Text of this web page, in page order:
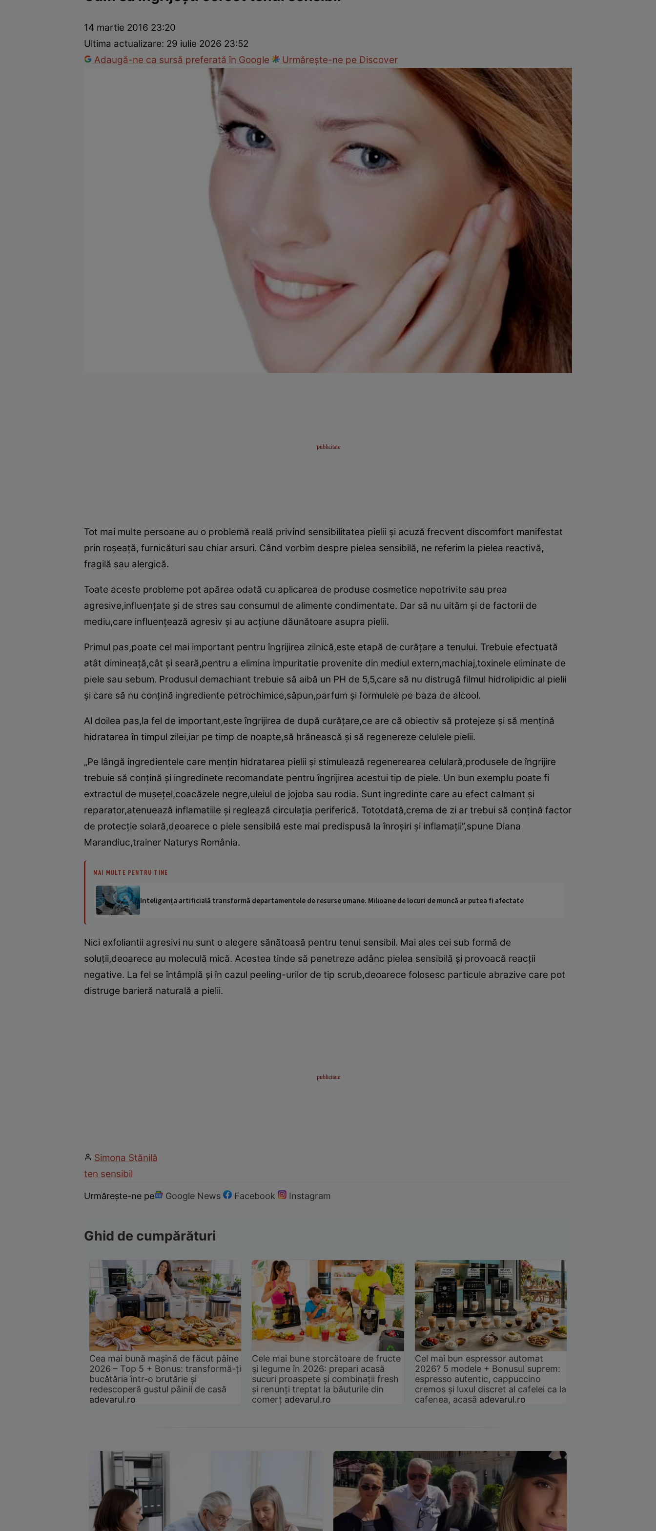
Vedete internaționaleVedete româneștiInterviurile Click!
14 martie 2016 23:20
Ultima actualizare: 29 iulie 2026 23:52
Adaugă-ne ca sursă preferată în Google
Urmărește-ne pe Discover
Tot mai multe persoane au o problemă reală privind sensibilitatea pielii şi acuză frecvent discomfort manifestat
prin roşeaţă, furnicături sau chiar arsuri. Când vorbim despre pielea sensibilă, ne referim la pielea reactivă,
fragilă sau alergică.
Toate aceste probleme pot apărea odată cu aplicarea de produse cosmetice nepotrivite sau prea
agresive,influenţate şi de stres sau consumul de alimente condimentate. Dar să nu uităm şi de factorii de
mediu,care influenţează agresiv şi au acţiune dăunătoare asupra pielii.
Primul pas,poate cel mai important pentru îngrijirea zilnică,este etapă de curăţare a tenului. Trebuie efectuată
atât dimineaţă,cât şi seară,pentru a elimina impuritatie provenite din mediul extern,machiaj,toxinele eliminate de
piele sau sebum. Produsul demachiant trebuie să aibă un PH de 5,5,care să nu distrugă filmul hidrolipidic al pielii
şi care să nu conţină ingrediente petrochimice,săpun,parfum şi formulele pe baza de alcool.
Al doilea pas,la fel de important,este îngrijirea de după curăţare,ce are că obiectiv să protejeze şi să menţină
hidratarea în timpul zilei,iar pe timp de noapte,să hrănească şi să regenereze celulele pielii.
„Pe lângă ingredientele care menţin hidratarea pielii şi stimulează regenerearea celulară,produsele de îngrijire
trebuie să conţină şi ingredinete recomandate pentru îngrijirea acestui tip de piele. Un bun exemplu poate fi
extractul de muşeţel,coacăzele negre,uleiul de jojoba sau rodia. Sunt ingredinte care au efect calmant şi
reparator,atenuează inflamatiile şi reglează circulaţia periferică. Tototdată,crema de zi ar trebui să conţină factor
de protecţie solară,deoarece o piele sensibilă este mai predispusă la înroşiri şi inflamaţii”,spune Diana
Marandiuc,trainer Naturys România.
MAI MULTE PENTRU TINE
Inteligența artificială transformă departamentele de resurse umane. Milioane de locuri de muncă ar putea fi afectate
Nici exfoliantii agresivi nu sunt o alegere sănătoasă pentru tenul sensibil. Mai ales cei sub formă de
soluţii,deoarece au moleculă mică. Acestea tinde să penetreze adânc pielea sensibilă şi provoacă reacţii
negative. La fel se întâmplă şi în cazul peeling-urilor de tip scrub,deoarece folosesc particule abrazive care pot
distruge barieră naturală a pielii.
Simona Stănilă
ten sensibil
Urmărește-ne pe Google News Facebook Instagram
Ghid de cumpărături
Cea mai bună mașină de făcut pâine
2026 – Top 5 + Bonus: transformă-ți
bucătăria într-o brutărie și
redescoperă gustul pâinii de casă
adevarul.ro
Cele mai bune storcătoare de fructe
și legume în 2026: prepari acasă
sucuri proaspete și combinații fresh
și renunți treptat la băuturile din
comerț adevarul.ro
Cel mai bun espressor automat
2026? 5 modele + Bonusul suprem:
espresso autentic, cappuccino
cremos și luxul discret al cafelei ca la
cafenea, acasă adevarul.ro